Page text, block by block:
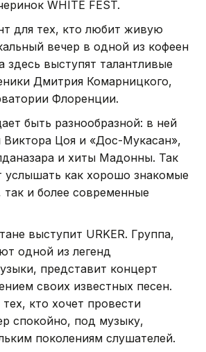
WHITE FEST.
для тех, кто любит живую
вечер в одной из кофеен
здесь выступят талантливые
Дмитрия Комарницкого,
Флоренции.
быть разнообразной: в ней
Виктора Цоя и «Дос-Мукасан»,
и хиты Мадонны. Так
услышать как хорошо знакомые
так и более современные
выступит URKER. Группа,
одной из легенд
представит концерт
своих известных песен.
кто хочет провести
спокойно, под музыку,
поколениям слушателей.